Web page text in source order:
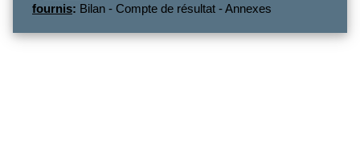
fournis: Bilan - Compte de résultat - Annexes